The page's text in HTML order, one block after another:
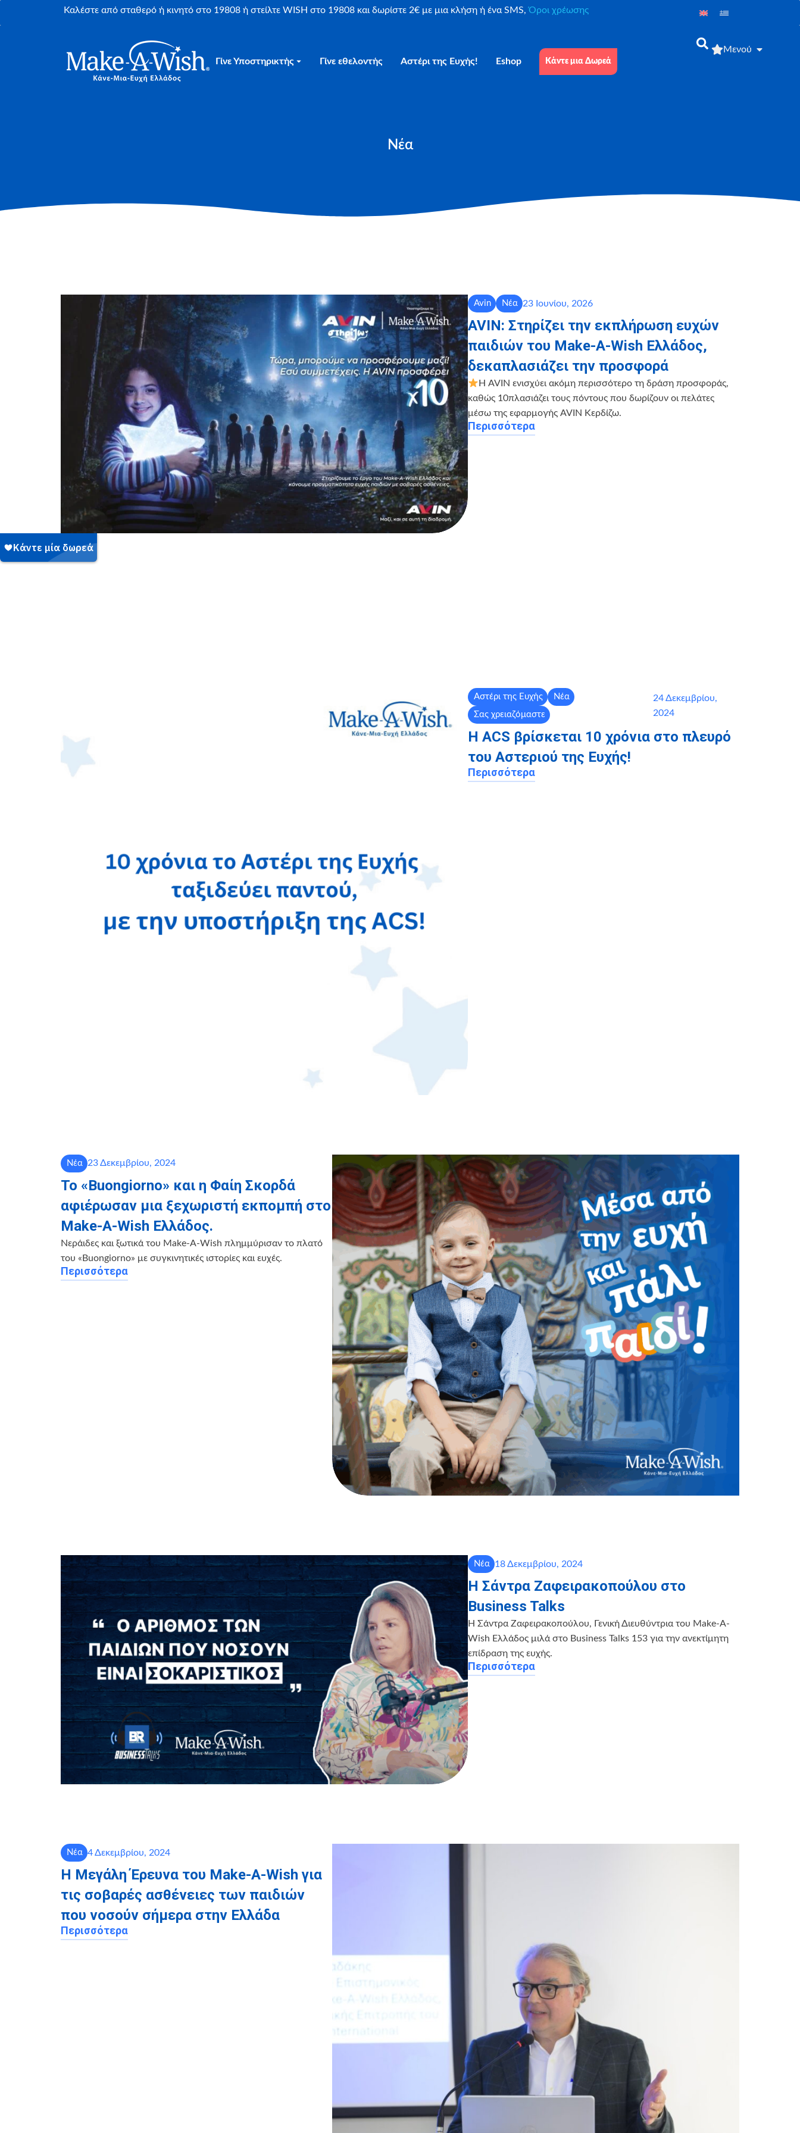
Καλέστε από σταθερό ή κινητό στο 19808 ή στείλτε WISH στο 19808 και δωρίστε 2€ με μια κλήση ή ένα SMS,Όροι χρέωσης
Γίνε Υποστηρικτής Γίνε εθελοντής Αστέρι της Ευχής! Eshop Κάντε μια Δωρεά
Μενού
Νέα
Avin Νέα 23 Ιουνίου, 2026
AVIN: Στηρίζει την εκπλήρωση ευχών
παιδιών του Make-A-Wish Ελλάδος,
δεκαπλασιάζει την προσφορά
Η AVIN ενισχύει ακόμη περισσότερο τη δράση προσφοράς,
καθώς 10πλασιάζει τους πόντους που δωρίζουν οι πελάτες
μέσω της εφαρμογής AVIN Κερδίζω.
Περισσότερα
Αστέρι της Ευχής
Νέα
Σας χρειαζόμαστε
24 Δεκεμβρίου,
2024
Η ACS βρίσκεται 10 χρόνια στο πλευρό
του Αστεριoύ της Ευχής!
Περισσότερα
Νέα 23 Δεκεμβρίου, 2024
Το «Buongiorno» και η Φαίη Σκορδά
αφιέρωσαν μια ξεχωριστή εκπομπή στο
Make-A-Wish Ελλάδος.
Νεράιδες και ξωτικά του Make-A-Wish πλημμύρισαν το πλατό
του «Buongiorno» με συγκινητικές ιστορίες και ευχές.
Περισσότερα
Νέα 18 Δεκεμβρίου, 2024
Η Σάντρα Ζαφειρακοπούλου στο
Business Talks
Η Σάντρα Ζαφειρακοπούλου, Γενική Διευθύντρια του Make-A-
Wish Ελλάδος μιλά στο Business Talks 153 για την ανεκτίμητη
επίδραση της ευχής.
Περισσότερα
Νέα 4 Δεκεμβρίου, 2024
Η Μεγάλη Έρευνα του Make-A-Wish για
τις σοβαρές ασθένειες των παιδιών
που νοσούν σήμερα στην Ελλάδα
Περισσότερα